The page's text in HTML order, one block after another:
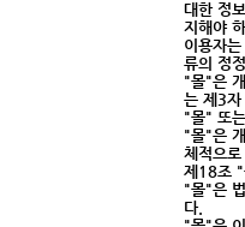
대한 정
지해야
이용자
류의 정
"몰"은
는 제3자
"몰" 또
"몰"은
체적으
제18조
"몰"은
다.